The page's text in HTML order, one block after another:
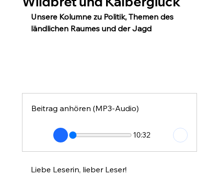
Unsere Kolumne zu Politik, Themen des
ländlichen Raumes und der Jagd
Beitrag anhören (MP3-Audio)
10:32
Liebe Leserin, lieber Leser!